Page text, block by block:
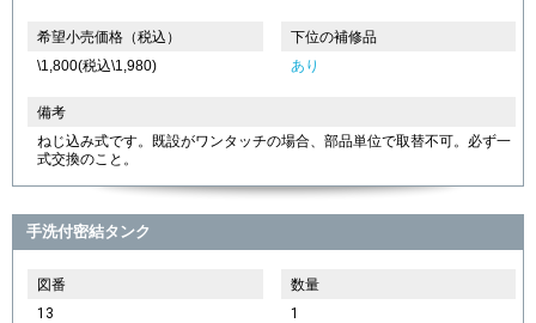
希望小売価格（税込）
\1,800(税込\1,980)
下位の補修品
あり
備考
ねじ込み式です。既設がワンタッチの場合、部品単位で取替不可。必ず一
式交換のこと。
手洗付密結タンク
図番
13
数量
1